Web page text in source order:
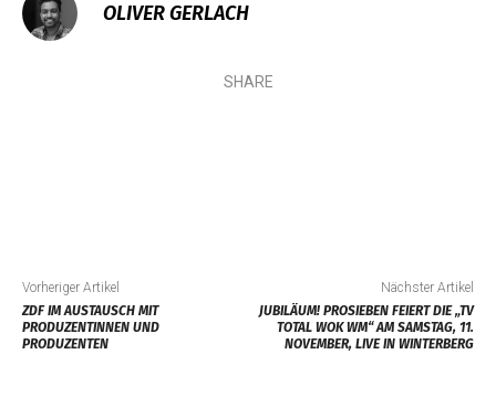
OLIVER GERLACH
SHARE
Vorheriger Artikel
ZDF IM AUSTAUSCH MIT
PRODUZENTINNEN UND
PRODUZENTEN
Nächster Artikel
JUBILÄUM! PROSIEBEN FEIERT DIE „TV
TOTAL WOK WM“ AM SAMSTAG, 11.
NOVEMBER, LIVE IN WINTERBERG